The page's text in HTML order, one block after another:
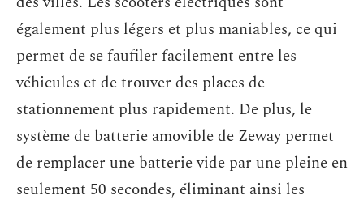
également plus légers et plus maniables, ce qui
permet de se faufiler facilement entre les
véhicules et de trouver des places de
stationnement plus rapidement. De plus, le
système de batterie amovible de Zeway permet
de remplacer une batterie vide par une pleine en
seulement 50 secondes, éliminant ainsi les